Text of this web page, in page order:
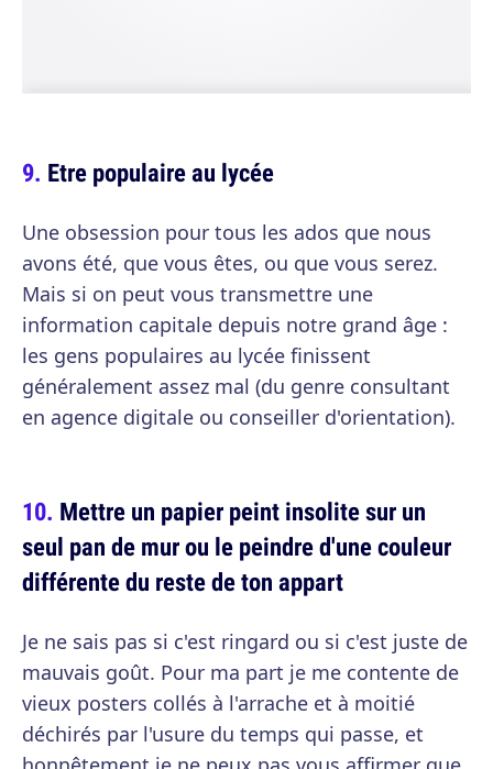
Etre populaire au lycée
Une obsession pour tous les ados que nous
avons été, que vous êtes, ou que vous serez.
Mais si on peut vous transmettre une
information capitale depuis notre grand âge :
les gens populaires au lycée finissent
généralement assez mal (du genre consultant
en agence digitale ou conseiller d'orientation).
Mettre un papier peint insolite sur un
seul pan de mur ou le peindre d'une couleur
différente du reste de ton appart
Je ne sais pas si c'est ringard ou si c'est juste de
mauvais goût. Pour ma part je me contente de
vieux posters collés à l'arrache et à moitié
déchirés par l'usure du temps qui passe, et